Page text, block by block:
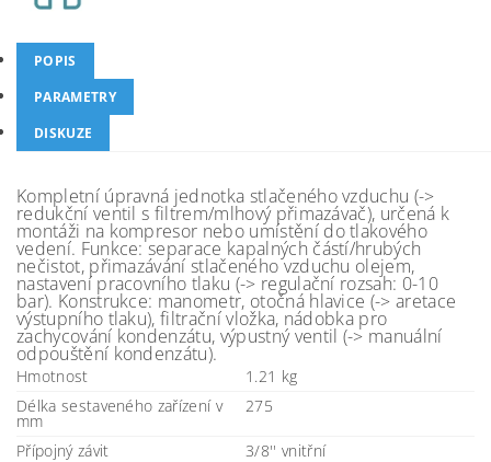
POPIS
PARAMETRY
DISKUZE
Kompletní úpravná jednotka stlačeného vzduchu (->
redukční ventil s filtrem/mlhový přimazávač), určená k
montáži na kompresor nebo umístění do tlakového
vedení. Funkce: separace kapalných částí/hrubých
nečistot, přimazávání stlačeného vzduchu olejem,
nastavení pracovního tlaku (-> regulační rozsah: 0-10
bar). Konstrukce: manometr, otočná hlavice (-> aretace
výstupního tlaku), filtrační vložka, nádobka pro
zachycování kondenzátu, výpustný ventil (-> manuální
odpouštění kondenzátu).
Hmotnost
1.21 kg
Délka sestaveného zařízení v
mm
275
Přípojný závit
3/8'' vnitřní